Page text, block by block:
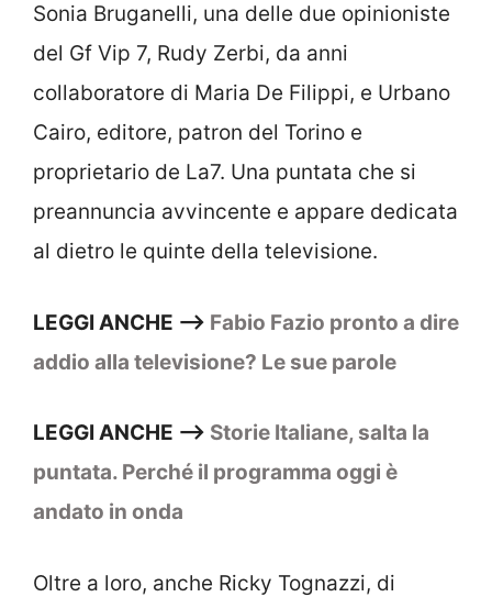
Sonia Bruganelli, una delle due opinioniste
del Gf Vip 7, Rudy Zerbi, da anni
collaboratore di Maria De Filippi, e Urbano
Cairo, editore, patron del Torino e
proprietario de La7. Una puntata che si
preannuncia avvincente e appare dedicata
al dietro le quinte della televisione.
LEGGI ANCHE –> Fabio Fazio pronto a dire
addio alla televisione? Le sue parole
LEGGI ANCHE –> Storie Italiane, salta la
puntata. Perché il programma oggi è
andato in onda
Oltre a loro, anche Ricky Tognazzi, di